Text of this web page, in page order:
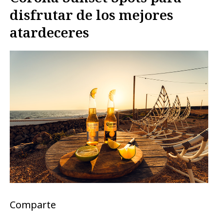
disfrutar de los mejores
atardeceres
Comparte